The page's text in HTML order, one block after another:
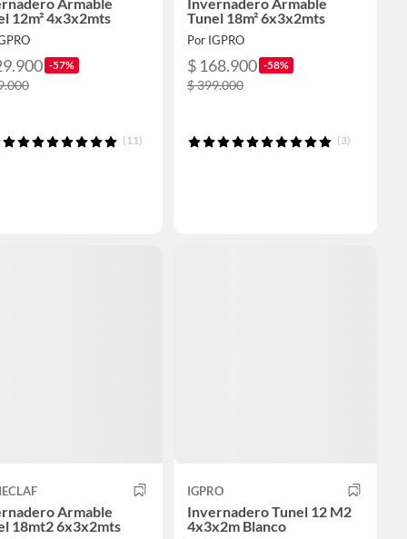
12m² 4x3x2mts
-57%
(11)
Tunel 18m² 6x3x2mts
Por IGPRO
$ 168.900 -58%
$ 399.000
(3)
Armable
18mt2 6x3x2mts
IGPRO
Invernadero Tunel 12 M2
4x3x2m Blanco